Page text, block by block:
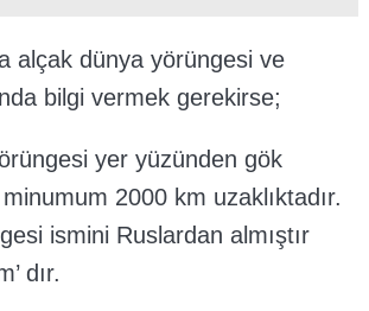
dünya yörüngesi ve
bilgi vermek gerekirse;
yer yüzünden gök
2000 km uzaklıktadır.
ismini Ruslardan almıştır
dır.